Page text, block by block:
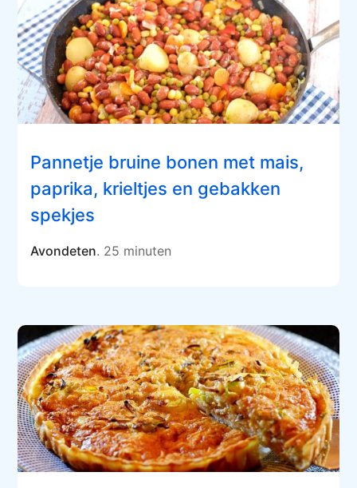
Pannetje bruine bonen met mais,
paprika, krieltjes en gebakken
spekjes
Avondeten. 25 minuten